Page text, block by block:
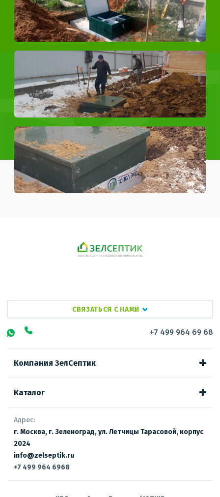
СВЯЗАТЬСЯ С НАМИ
+7 499 964 69 68
Компания ЗелСептик
Каталог
Адрес:
г. Москва, г. Зеленоград, ул. Летчицы Тарасовой, корпус
2024
info@zelseptik.ru
+7 499 964 6968